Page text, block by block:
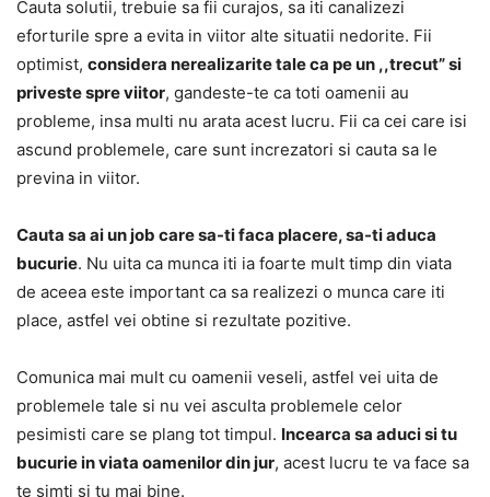
Cauta solutii, trebuie sa fii curajos, sa iti canalizezi
eforturile spre a evita in viitor alte situatii nedorite. Fii
optimist, considera nerealizarite tale ca pe un ,,trecut” si
priveste spre viitor, gandeste-te ca toti oamenii au
probleme, insa multi nu arata acest lucru. Fii ca cei care isi
ascund problemele, care sunt increzatori si cauta sa le
previna in viitor.
Cauta sa ai un job care sa-ti faca placere, sa-ti aduca
bucurie. Nu uita ca munca iti ia foarte mult timp din viata
de aceea este important ca sa realizezi o munca care iti
place, astfel vei obtine si rezultate pozitive.
Comunica mai mult cu oamenii veseli, astfel vei uita de
problemele tale si nu vei asculta problemele celor
pesimisti care se plang tot timpul. Incearca sa aduci si tu
bucurie in viata oamenilor din jur, acest lucru te va face sa
te simti si tu mai bine.